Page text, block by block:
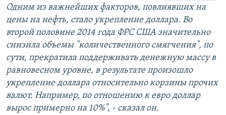
Одним из важнейших факторов, повлиявших на
цены на нефть, стало укрепление доллара. Во
второй половине 2014 года ФРС США значительно
снизила объемы "количественного смягчения", по
сути, прекратила поддерживать денежную массу в
равновесном уровне, в результате произошло
укрепление доллара относительно корзины прочих
валют. Например, по отношению к евро доллар
вырос примерно на 10%", - сказал он.